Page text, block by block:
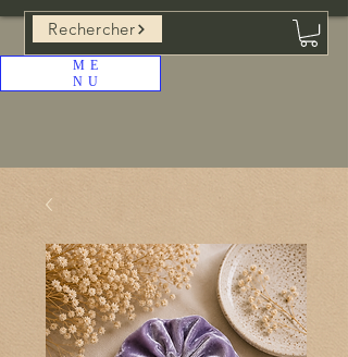
ME
NU
Rechercher